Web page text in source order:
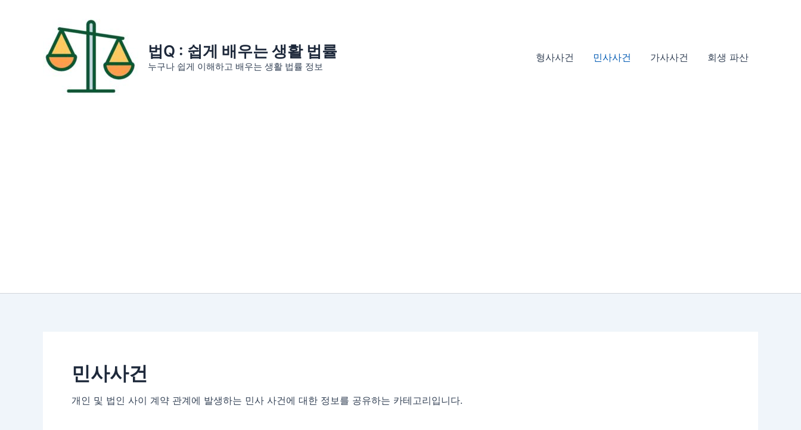
법Q : 쉽게 배우는 생활 법률
누구나 쉽게 이해하고 배우는 생활 법률 정보
형사사건 민사사건 가사사건 회생 파산
민사사건
개인 및 법인 사이 계약 관계에 발생하는 민사 사건에 대한 정보를 공유하는 카테고리입니다.